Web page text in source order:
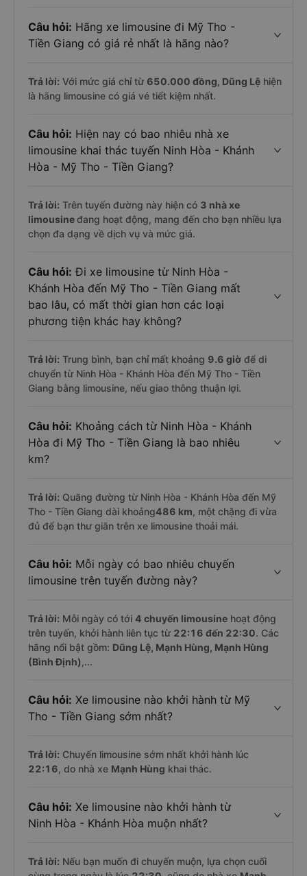
Câu hỏi: Hãng xe limousine đi Mỹ Tho -
Tiền Giang có giá rẻ nhất là hãng nào?
Trả lời: Với mức giá chỉ từ 650.000 đồng, Dũng Lệ hiện
là hãng limousine có giá vé tiết kiệm nhất.
Câu hỏi: Hiện nay có bao nhiêu nhà xe
limousine khai thác tuyến Ninh Hòa - Khánh
Hòa - Mỹ Tho - Tiền Giang?
Trả lời: Trên tuyến đường này hiện có 3 nhà xe
limousineđang hoạt động, mang đến cho bạn nhiều lựa
chọn đa dạng về dịch vụ và mức giá.
Câu hỏi: Đi xe limousine từ Ninh Hòa -
Khánh Hòa đến Mỹ Tho - Tiền Giang mất
bao lâu, có mất thời gian hơn các loại
phương tiện khác hay không?
Trả lời: Trung bình, bạn chỉ mất khoảng 9.6 giờ để di
chuyển từ Ninh Hòa - Khánh Hòa đến Mỹ Tho - Tiền
Giang bằng limousine, nếu giao thông thuận lợi.
Câu hỏi: Khoảng cách từ Ninh Hòa - Khánh
Hòa đi Mỹ Tho - Tiền Giang là bao nhiêu
km?
Trả lời: Quãng đường từ Ninh Hòa - Khánh Hòa đến Mỹ
Tho - Tiền Giang dài khoảng486 km, một chặng đi vừa
đủ để bạn thư giãn trên xe limousine thoải mái.
Câu hỏi: Mỗi ngày có bao nhiêu chuyến
limousine trên tuyến đường này?
Trả lời: Mỗi ngày có tới 4 chuyến limousine hoạt động
trên tuyến, khởi hành liên tục từ 22:16 đến 22:30. Các
hãng nổi bật gồm: Dũng Lệ, Mạnh Hùng, Mạnh Hùng
(Bình Định),...
Câu hỏi: Xe limousine nào khởi hành từ Mỹ
Tho - Tiền Giang sớm nhất?
Trả lời: Chuyến limousine sớm nhất khởi hành lúc
22:16, do nhà xe Mạnh Hùng khai thác.
Câu hỏi: Xe limousine nào khởi hành từ
Ninh Hòa - Khánh Hòa muộn nhất?
Trả lời: Nếu bạn muốn đi chuyến muộn, lựa chọn cuối